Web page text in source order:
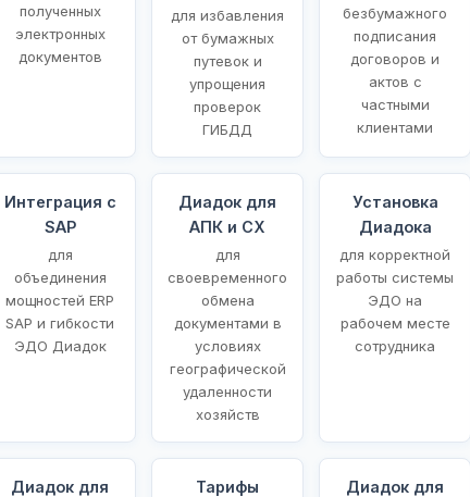
полученных
электронных
документов
для избавления
от бумажных
путевок и
упрощения
проверок
ГИБДД
безбумажного
подписания
договоров и
актов с
частными
клиентами
Интеграция с
SAP
для
объединения
мощностей ERP
SAP и гибкости
ЭДО Диадок
Диадок для
АПК и СХ
для
своевременного
обмена
документами в
условиях
географической
удаленности
хозяйств
Установка
Диадока
для корректной
работы системы
ЭДО на
рабочем месте
сотрудника
Диадок для
Тарифы
Диадок для